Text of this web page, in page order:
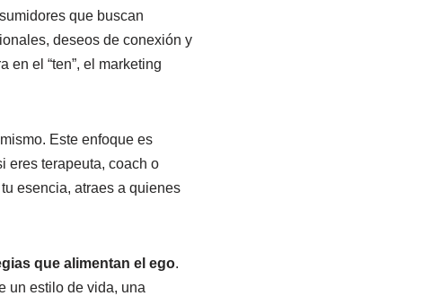
que buscan
deseos de conexión y
en el “ten”, el marketing
Este enfoque es
eres terapeuta, coach o
esencia, atraes a quienes
que alimentan el ego.
un estilo de vida, una